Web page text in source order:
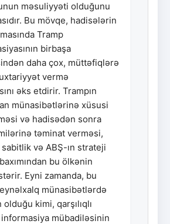
məsuliyyəti olduğunu
Bu mövqe, hadisələrin
Tramp
birbaşa
daha çox, müttəfiqlərə
vermə
əks etdirir. Trampın
münasibətlərinə xüsusi
və hadisədən sonra
təminat verməsi,
və ABŞ-ın strateji
bu ölkənin
Eyni zamanda, bu
münasibətlərdə
kimi, qarşılıqlı
mübadiləsinin